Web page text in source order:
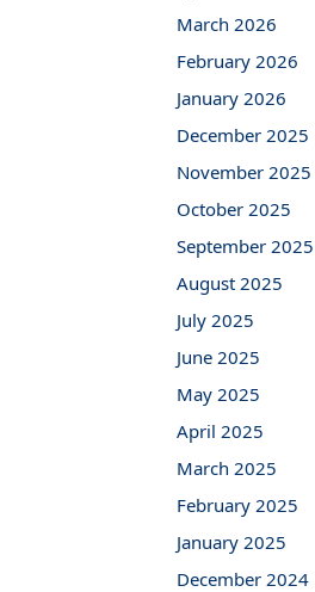
March 2026
February 2026
January 2026
December 2025
November 2025
October 2025
September 2025
August 2025
July 2025
June 2025
May 2025
April 2025
March 2025
February 2025
January 2025
December 2024